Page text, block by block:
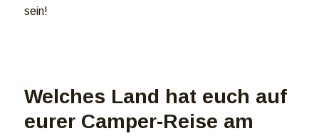
sein!
Welches Land hat euch auf
eurer Camper-Reise am